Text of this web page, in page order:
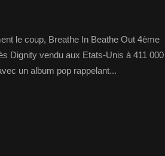
le coup, Breathe In Beathe Out 4ème
Dignity vendu aux Etats-Unis à 411 000
un album pop rappelant...